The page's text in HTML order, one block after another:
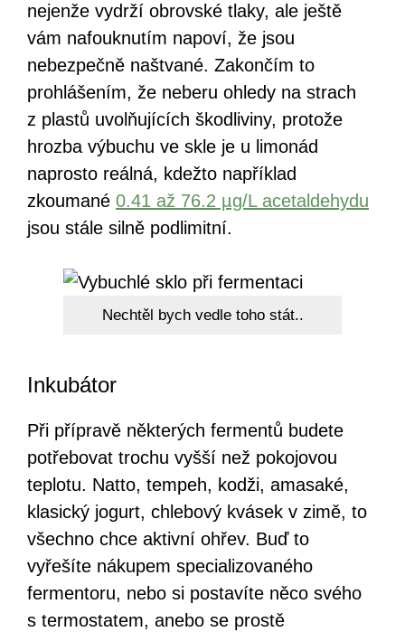
nejenže vydrží obrovské tlaky, ale ještě
vám nafouknutím napoví, že jsou
nebezpečně naštvané. Zakončím to
prohlášením, že neberu ohledy na strach
z plastů uvolňujících škodliviny, protože
hrozba výbuchu ve skle je u limonád
naprosto reálná, kdežto například
zkoumané 0.41 až 76.2 µg/L acetaldehydu
jsou stále silně podlimitní.
Nechtěl bych vedle toho stát..
Inkubátor
Při přípravě některých fermentů budete
potřebovat trochu vyšší než pokojovou
teplotu. Natto, tempeh, kodži, amasaké,
klasický jogurt, chlebový kvásek v zimě, to
všechno chce aktivní ohřev. Buď to
vyřešíte nákupem specializovaného
fermentoru, nebo si postavíte něco svého
s termostatem, anebo se prostě